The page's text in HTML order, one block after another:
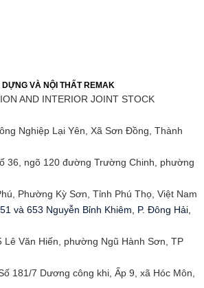
VÀ NỘI THẤT REMAK
AND INTERIOR JOINT STOCK
Nghiệp Lại Yên, Xã Sơn Đồng, Thành
36, ngõ 120 đường Trường Chinh, phường
Phường Kỳ Sơn, Tỉnh Phú Thọ, Việt Nam
và 653 Nguyễn Bỉnh Khiêm, P. Đông Hải,
Lê Văn Hiến, phường Ngũ Hành Sơn, TP
181/7 Dương công khi, Ấp 9, xã Hóc Môn,